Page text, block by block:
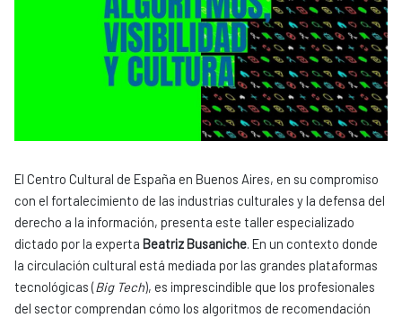
El Centro Cultural de España en Buenos Aires, en su compromiso
con el fortalecimiento de las industrias culturales y la defensa del
derecho a la información, presenta este taller especializado
dictado por la experta Beatriz Busaniche. En un contexto donde
la circulación cultural está mediada por las grandes plataformas
tecnológicas (Big Tech), es imprescindible que los profesionales
del sector comprendan cómo los algoritmos de recomendación